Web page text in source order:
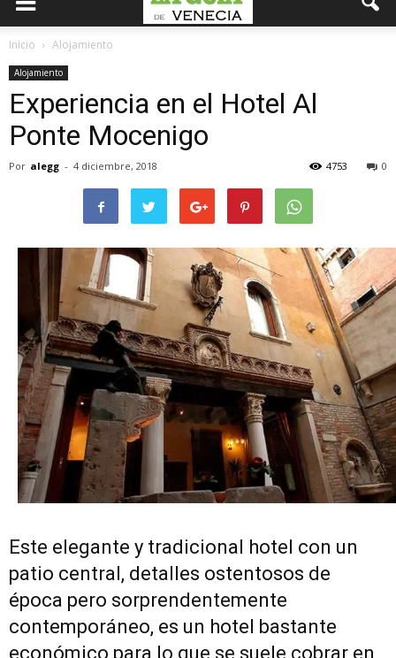
Inicio Alojamiento
Alojamiento
Experiencia en el Hotel Al
Ponte Mocenigo
Por alegg - 4 diciembre, 2018 0
4753
Este elegante y tradicional hotel con un
patio central, detalles ostentosos de
época pero sorprendentemente
contemporáneo, es un hotel bastante
económico para lo que se suele cobrar en